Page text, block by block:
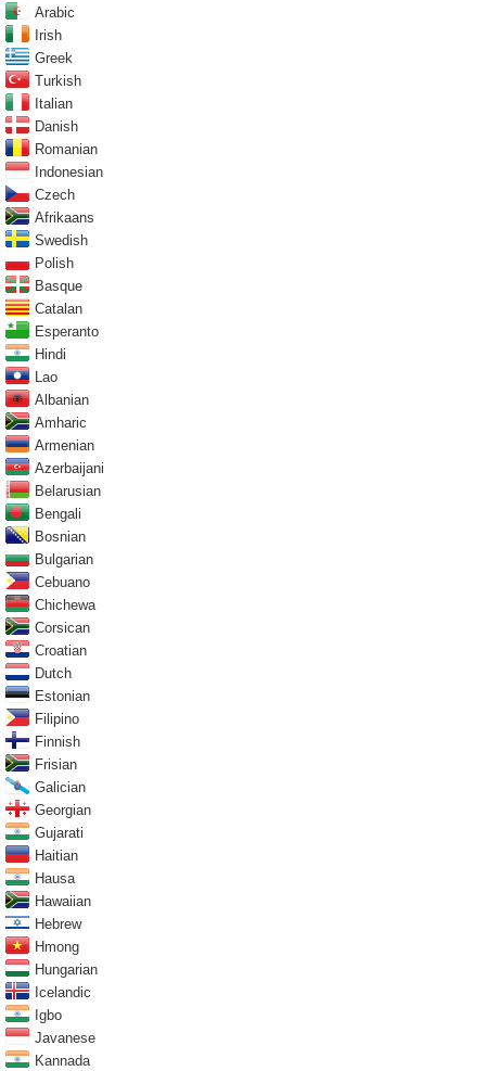
Arabic
Irish
Greek
Turkish
Italian
Danish
Romanian
Indonesian
Czech
Afrikaans
Swedish
Polish
Basque
Catalan
Esperanto
Hindi
Lao
Albanian
Amharic
Armenian
Azerbaijani
Belarusian
Bengali
Bosnian
Bulgarian
Cebuano
Chichewa
Corsican
Croatian
Dutch
Estonian
Filipino
Finnish
Frisian
Galician
Georgian
Gujarati
Haitian
Hausa
Hawaiian
Hebrew
Hmong
Hungarian
Icelandic
Igbo
Javanese
Kannada